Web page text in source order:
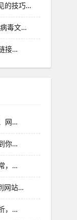
的技巧…
毒文…
接…
网…
你…
，…
网站…
，…